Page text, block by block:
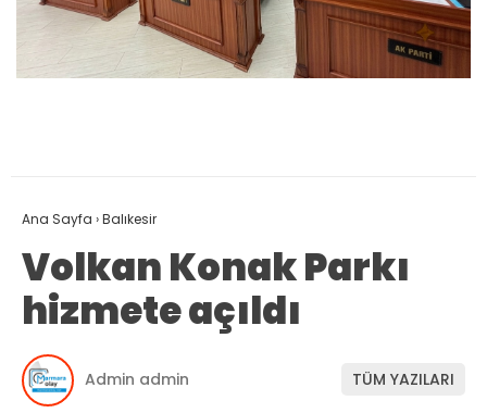
Ana Sayfa ›Balıkesir
Volkan Konak Parkı
hizmete açıldı
Admin admin TÜM YAZILARI